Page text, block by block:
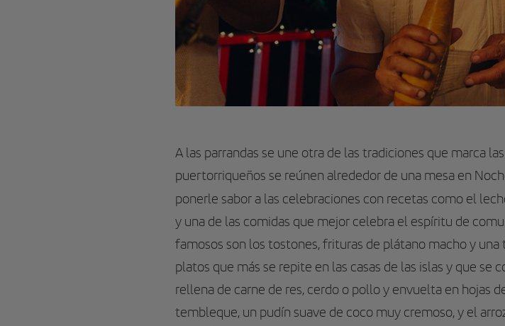
A las parrandas se une otra de las tradiciones que marca
puertorriqueños se reúnen alrededor de una mesa en
ponerle sabor a las celebraciones con recetas como el
y una de las comidas que mejor celebra el espíritu de
famosos son los tostones, frituras de plátano macho y
platos que más se repite en las casas de las islas y que se
rellena de carne de res, cerdo o pollo y envuelta en hojas
tembleque, un pudín suave de coco muy cremoso, y el